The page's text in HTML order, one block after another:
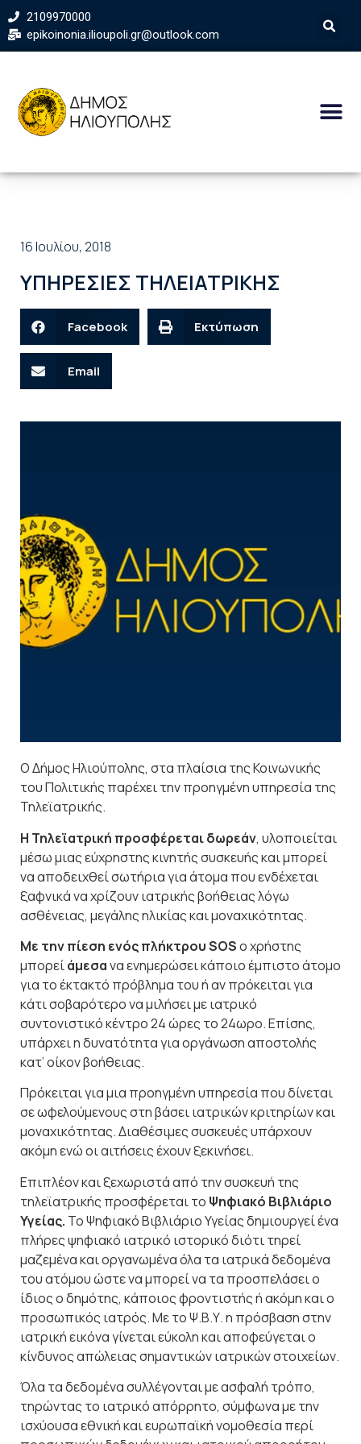
2109970000
epikoinonia.ilioupoli.gr@outlook.com
16 Ιουλίου, 2018
ΥΠΗΡΕΣΙΕΣ ΤΗΛΕΙΑΤΡΙΚΗΣ
Facebook Εκτύπωση
Email
Ο Δήμος Ηλιούπολης, στα πλαίσια της Κοινωνικής
του Πολιτικής παρέχει την προηγμένη υπηρεσία της
Τηλεϊατρικής.
Η Τηλεϊατρική προσφέρεται δωρεάν, υλοποιείται
μέσω μιας εύχρηστης κινητής συσκευής και μπορεί
να αποδειχθεί σωτήρια για άτομα που ενδέχεται
ξαφνικά να χρίζουν ιατρικής βοήθειας λόγω
ασθένειας, μεγάλης ηλικίας και μοναχικότητας.
Με την πίεση ενός πλήκτρουSOSο χρήστης
μπορείάμεσανα ενημερώσει κάποιο έμπιστο άτομο
για το έκτακτό πρόβλημα του ή αν πρόκειται για
κάτι σοβαρότερο να μιλήσει με ιατρικό
συντονιστικό κέντρο 24 ώρες το 24ωρο. Επίσης,
υπάρχει η δυνατότητα για οργάνωση αποστολής
κατ’ οίκον βοήθειας.
Πρόκειται για μια προηγμένη υπηρεσία που δίνεται
σε ωφελούμενους στη βάσει ιατρικών κριτηρίων και
μοναχικότητας. Διαθέσιμες συσκευές υπάρχουν
ακόμη ενώ οι αιτήσεις έχουν ξεκινήσει.
Επιπλέον και ξεχωριστά από την συσκευή της
τηλεϊατρικής προσφέρεται το Ψηφιακό Βιβλιάριο
Υγείας. Το Ψηφιακό Βιβλιάριο Υγείας δημιουργεί ένα
πλήρες ψηφιακό ιατρικό ιστορικό διότι τηρεί
μαζεμένα και οργανωμένα όλα τα ιατρικά δεδομένα
του ατόμου ώστε να μπορεί να τα προσπελάσει ο
ίδιος ο δημότης, κάποιος φροντιστής ή ακόμη και ο
προσωπικός ιατρός. Με το Ψ.Β.Υ. η πρόσβαση στην
ιατρική εικόνα γίνεται εύκολη και αποφεύγεται ο
κίνδυνος απώλειας σημαντικών ιατρικών στοιχείων.
Όλα τα δεδομένα συλλέγονται με ασφαλή τρόπο,
τηρώντας το ιατρικό απόρρητο, σύμφωνα με την
ισχύουσα εθνική και ευρωπαϊκή νομοθεσία περί